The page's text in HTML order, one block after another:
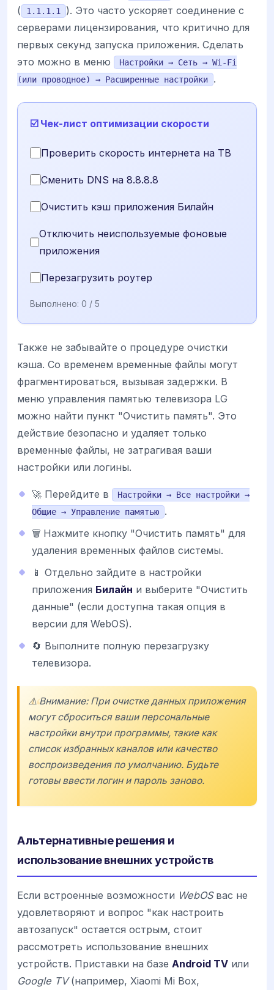
(
1.1.1.1
). Это часто ускоряет соединение с
серверами лицензирования, что критично для
первых секунд запуска приложения. Сделать
это можно в меню
Настройки → Сеть → Wi-Fi
(или проводное) → Расширенные настройки
.
☑️ Чек-лист оптимизации скорости
Проверить скорость интернета на ТВ
Сменить DNS на 8.8.8.8
Очистить кэш приложения Билайн
Отключить неиспользуемые фоновые
приложения
Перезагрузить роутер
Выполнено: 0 / 5
Также не забывайте о процедуре очистки
кэша. Со временем временные файлы могут
фрагментироваться, вызывая задержки. В
меню управления памятью телевизора LG
можно найти пункт "Очистить память". Это
действие безопасно и удаляет только
временные файлы, не затрагивая ваши
настройки или логины.
🚀 Перейдите в
Настройки → Все настройки →
Общие → Управление памятью
.
🗑️ Нажмите кнопку "Очистить память" для
удаления временных файлов системы.
📱 Отдельно зайдите в настройки
приложения Билайн и выберите "Очистить
данные" (если доступна такая опция в
версии для WebOS).
🔄 Выполните полную перезагрузку
телевизора.
⚠️ Внимание: При очистке данных приложения
могут сброситься ваши персональные
настройки внутри программы, такие как
список избранных каналов или качество
воспроизведения по умолчанию. Будьте
готовы ввести логин и пароль заново.
Альтернативные решения и
использование внешних устройств
Если встроенные возможности WebOSвас не
удовлетворяют и вопрос "как настроить
автозапуск" остается острым, стоит
рассмотреть использование внешних
устройств. Приставки на базе Android TV или
Google TV(например, Xiaomi Mi Box,